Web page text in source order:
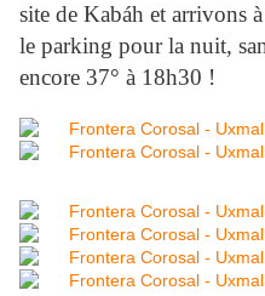
site de Kabáh et arrivons
le parking pour la nuit,
encore 37° à 18h30 !